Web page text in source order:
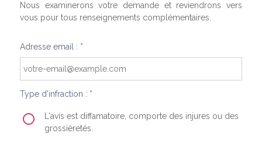
Nous examinerons votre demande et reviendrons vers
vous pour tous renseignements complémentaires.
Adresse email : *
Type d'infraction : *
L'avis est diffamatoire, comporte des injures ou des
grossièretés.